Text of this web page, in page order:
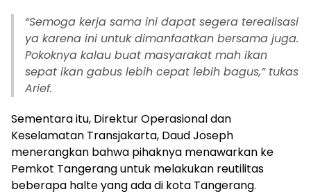
“Semoga kerja sama ini dapat segera terealisasi
ya karena ini untuk dimanfaatkan bersama juga.
Pokoknya kalau buat masyarakat mah ikan
sepat ikan gabus lebih cepat lebih bagus,” tukas
Arief.
Sementara itu, Direktur Operasional dan
Keselamatan Transjakarta, Daud Joseph
menerangkan bahwa pihaknya menawarkan ke
Pemkot Tangerang untuk melakukan reutilitas
beberapa halte yang ada di kota Tangerang.